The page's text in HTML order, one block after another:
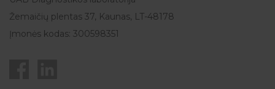
Žemaičių plentas 37, Kaunas, LT-48178
Įmonės kodas: 300598351